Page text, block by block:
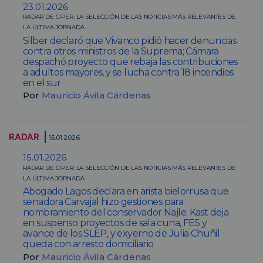
23.01.2026
RADAR DE CIPER: LA SELECCIÓN DE LAS NOTICIAS MÁS RELEVANTES DE
LA ÚLTIMA JORNADA
Silber declaró que Vivanco pidió hacer denuncias
contra otros ministros de la Suprema; Cámara
despachó proyecto que rebaja las contribuciones
a adultos mayores, y se lucha contra 18 incendios
en el sur
Por Mauricio Ávila Cárdenas
RADAR 15.01.2026
15.01.2026
RADAR DE CIPER: LA SELECCIÓN DE LAS NOTICIAS MÁS RELEVANTES DE
LA ÚLTIMA JORNADA
Abogado Lagos declara en arista bielorrusa que
senadora Carvajal hizo gestiones para
nombramiento del conservador Najle; Kast deja
en suspenso proyectos de sala cuna, FES y
avance de los SLEP, y exyerno de Julia Chuñil
queda con arresto domiciliario
Por Mauricio Ávila Cárdenas